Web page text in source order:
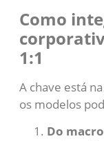
Como
1:1
A chave está na
os modelos
Do